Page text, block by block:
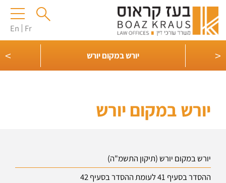
En Fr
<
> יורש במקום יורש
יורש במקום יורש
יורש במקום יורש (תיקון התשמ"ה)
ההסדר בסעיף 41 לעומת ההסדר בסעיף 42